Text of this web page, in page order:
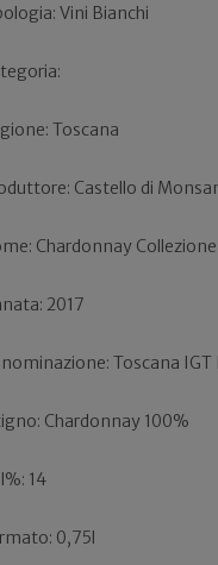
Vini Bianchi
Toscana
Castello di
Chardonnay Collezione
2017
Toscana IGT
Chardonnay 100%
14
0,75l